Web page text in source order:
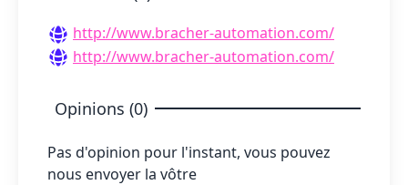
http://www.bracher-automation.com/
http://www.bracher-automation.com/
Opinions (0)
Pas d'opinion pour l'instant, vous pouvez
nous envoyer la vôtre